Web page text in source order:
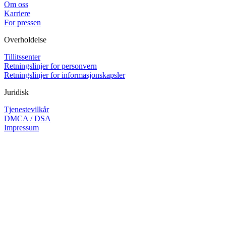
Om oss
Karriere
For pressen
Overholdelse
Tillitssenter
Retningslinjer for personvern
Retningslinjer for informasjonskapsler
Juridisk
Tjenestevilkår
DMCA / DSA
Impressum